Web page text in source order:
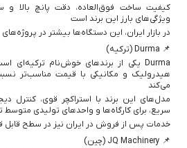
ویژگی‌های بارز این برند است
در بازار ایران، این دستگاه‌ها بیشتر در
📌 Durma (ترکیه)
هیدرولیک و مکانیکی با قیمت مناسب‌تر
می‌کند
مدل‌های این برند با استراکچر قوی، کنترل
سریع، برای کارگاه‌ها و واحدهای تولیدی
خدمات پس از فروش در ایران نیز در سطح قابل
📌 JQ Machinery (چین)